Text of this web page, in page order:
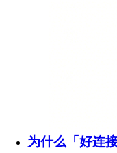
为什么「好连